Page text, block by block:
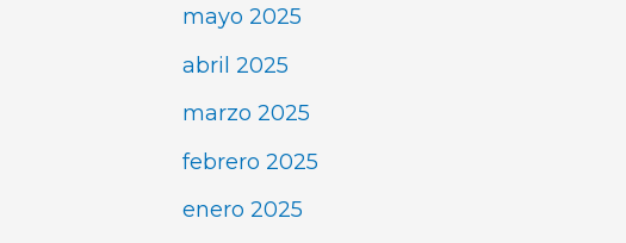
mayo 2025
abril 2025
marzo 2025
febrero 2025
enero 2025